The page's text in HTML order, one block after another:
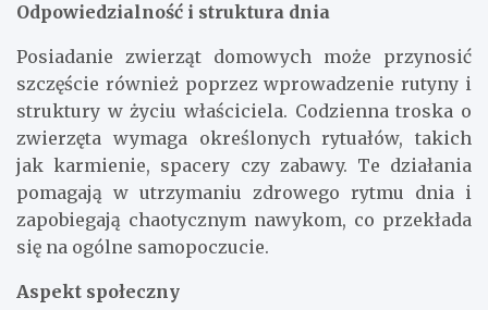
Odpowiedzialność i struktura dnia
Posiadanie zwierząt domowych może przynosić
szczęście również poprzez wprowadzenie rutyny i
struktury w życiu właściciela. Codzienna troska o
zwierzęta wymaga określonych rytuałów, takich
jak karmienie, spacery czy zabawy. Te działania
pomagają w utrzymaniu zdrowego rytmu dnia i
zapobiegają chaotycznym nawykom, co przekłada
się na ogólne samopoczucie.
Aspekt społeczny